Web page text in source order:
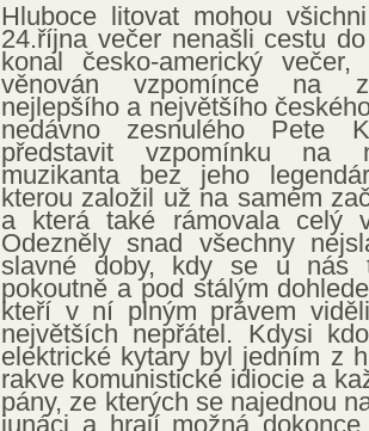
Hluboce litovat mohou
24.října večer nenašli cestu
konal česko-americký
věnován vzpomínce na
nejlepšího a největšího
nedávno zesnulého Pete
představit vzpomínku na
muzikanta bez jeho
kterou založil už na samém
a která také rámovala celý
Odezněly snad všechny
slavné doby, kdy se u nás
pokoutně a pod stálým
kteří v ní plným právem
největších nepřátel. Kdysi
elektrické kytary byl jedním z
rakve komunistické idiocie a
pány, ze kterých se najednou
junáci a hrají možná